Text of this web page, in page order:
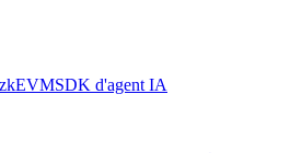
SDK d'agent IA